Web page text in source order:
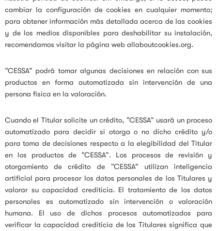
cambiar la configuración de cookies en cualquier momento;
para obtener información más detallada acerca de las cookies
y de los medios disponibles para deshabilitar su instalación,
recomendamos visitar la página web allaboutcookies.org.
“CESSA” podrá tomar algunas decisiones en relación con sus
productos en forma automatizada sin intervención de una
persona física en la valoración.
Cuando el Titular solicite un crédito, “CESSA” usará un proceso
automatizado para decidir si otorga o no dicho crédito y/o
para toma de decisiones respecto a la elegibilidad del Titular
en los productos de “CESSA”. Los procesos de revisión y
otorgamiento de crédito de “CESSA” utilizan inteligencia
artificial para procesar los datos personales de los Titulares y
valorar su capacidad crediticia. El tratamiento de los datos
personales es automatizado sin intervención o valoración
humana. El uso de dichos procesos automatizados para
verificar la capacidad crediticia de los Titulares significa que